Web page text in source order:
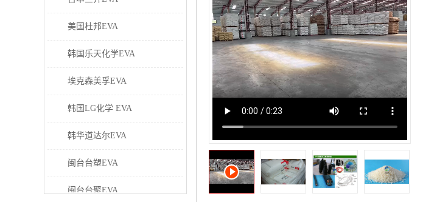
美国杜邦EVA
韩国乐天化学EVA
埃克森美孚EVA
韩国LG化学 EVA
韩华道达尔EVA
闽台台塑EVA
闽台台聚EVA